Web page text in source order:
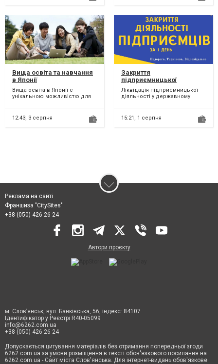
Вища освіта та навчання
в Японії
Вища освіта в Японії є
унікальною можливістю для
освіти та дослідниц...
12:43, 3 серпня
Закриття
підприємницької
діяльності ТЕРМІНОВО.
Ліквідація підприємницької
діяльності у державному
за 1 день; Здача лік...
15:21, 1 серпня
Реклама на сайті
Франшиза "CitySites"
+38 (050) 426 26 24
Автори проєкту
м. Слов’янськ, вул. Банківська, 56, індекс: 84107
Ідентифікатор у Реєстрі R40-05099
info@6262.com.ua
+38 (050) 426 26 24
Допускається цитування матеріалів без отримання попередньої згоди
6262.com.ua за умови розміщення в тексті обов'язкового посилання на
6262.com.ua - Сайт міста Слов'янська. Для інтернет-видань обов'язкове